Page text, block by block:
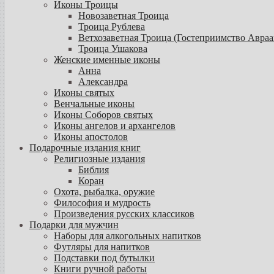
Иконы Троицы
Новозаветная Троица
Троица Рублева
Ветхозаветная Троица (Гостеприимство
Троица Ушакова
Женские именные иконы
Анна
Александра
Иконы святых
Венчальные иконы
Иконы Соборов святых
Иконы ангелов и архангелов
Иконы апостолов
Подарочные издания книг
Религиозные издания
Библия
Коран
Охота, рыбалка, оружие
Философия и мудрость
Произведения русских классиков
Подарки для мужчин
Наборы для алкогольных напитков
Футляры для напитков
Подставки под бутылки
Книги ручной работы